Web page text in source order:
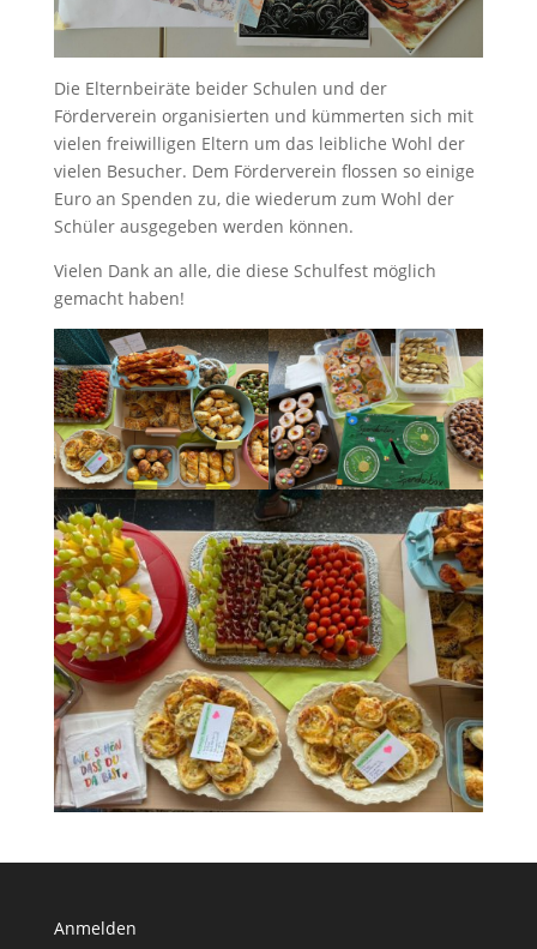
Die Elternbeiräte beider Schulen und der
Förderverein organisierten und kümmerten sich mit
vielen freiwilligen Eltern um das leibliche Wohl der
vielen Besucher. Dem Förderverein flossen so einige
Euro an Spenden zu, die wiederum zum Wohl der
Schüler ausgegeben werden können.
Vielen Dank an alle, die diese Schulfest möglich
gemacht haben!
Anmelden